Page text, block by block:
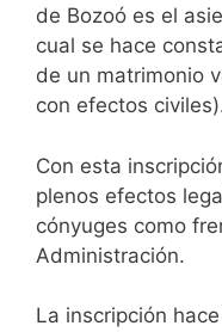
de Bozoó es el
cual se hace
de un matrimonio
con efectos
Con esta
plenos efectos
cónyuges como
Administración.
La inscripción